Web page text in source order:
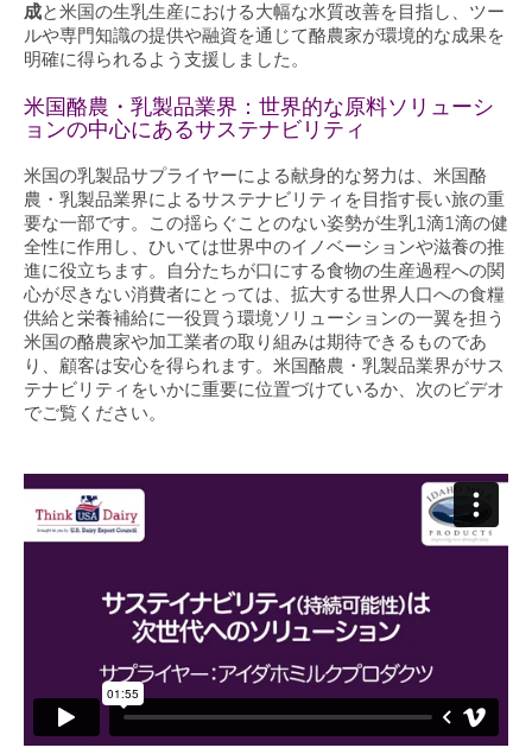
成と米国の生乳生産における大幅な水質改善を目指し、ツー
ルや専門知識の提供や融資を通じて酪農家が環境的な成果を
明確に得られるよう支援しました。
米国酪農・乳製品業界：世界的な原料ソリューシ
ョンの中心にあるサステナビリティ
米国の乳製品サプライヤーによる献身的な努力は、米国酪
農・乳製品業界によるサステナビリティを目指す長い旅の重
要な一部です。この揺らぐことのない姿勢が生乳1滴1滴の健
全性に作用し、ひいては世界中のイノベーションや滋養の推
進に役立ちます。自分たちが口にする食物の生産過程への関
心が尽きない消費者にとっては、拡大する世界人口への食糧
供給と栄養補給に一役買う環境ソリューションの一翼を担う
米国の酪農家や加工業者の取り組みは期待できるものであ
り、顧客は安心を得られます。米国酪農・乳製品業界がサス
テナビリティをいかに重要に位置づけているか、次のビデオ
でご覧ください。